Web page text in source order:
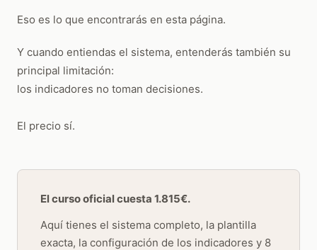
Eso es lo que encontrarás en esta página.
Y cuando entiendas el sistema, entenderás también su
principal limitación:
los indicadores no toman decisiones.
El precio sí.
El curso oficial cuesta 1.815€.
Aquí tienes el sistema completo, la plantilla
exacta, la configuración de los indicadores y 8